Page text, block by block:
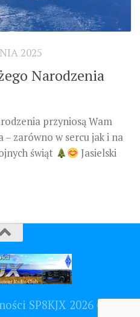
2025
Narodzenia
przyniosą Wam
– zarówno w sercu jak i na
świąt
Jasielski
SP8KJX 2026 ©